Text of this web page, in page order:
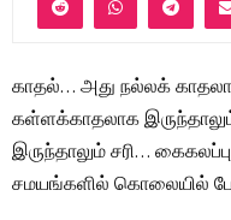
காதல்… அது நல்லக்
கள்ளக்காதலாக
இருந்தாலும் சரி…
சமயங்களில் கொலையில் போய்